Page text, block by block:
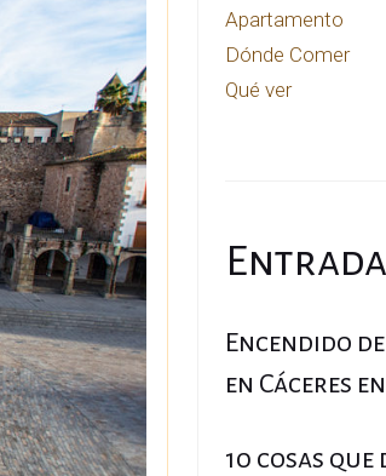
:Apartamento
Dónde Comer
Qué ver
Encendido
en Cáceres
10 cosas